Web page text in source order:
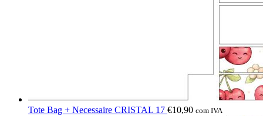
Tote Bag + Necessaire CRISTAL 17 €10,90 com IVA